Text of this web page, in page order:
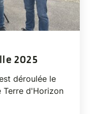
2025
déroulée le
Terre d'Horizon